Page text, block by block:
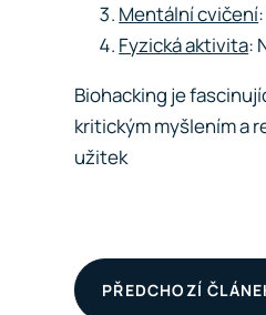
Mentální cvičení
Fyzická aktivita:
Biohacking je
kritickým myšlením a
užitek
PŘEDCHOZÍ